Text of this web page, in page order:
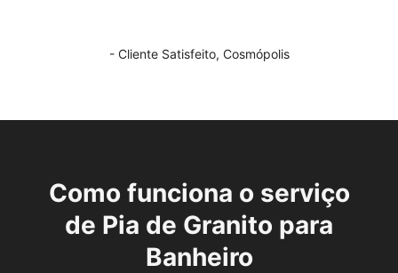
- Cliente Satisfeito, Cosmópolis
Como funciona o serviço
de Pia de Granito para
Banheiro